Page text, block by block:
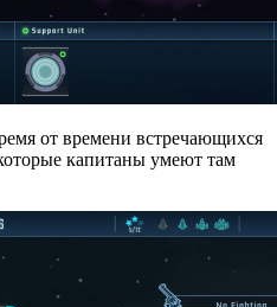
от времени встречающихся
капитаны умеют там